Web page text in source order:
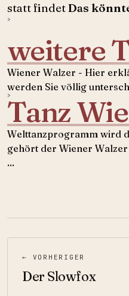
statt findetDas
weitere
Wiener Walzer - Hier
werden Sie völlig
Tanz
Welttanzprogramm wird
gehört der Wiener
...
← VORHERIGER
Der Slowfox